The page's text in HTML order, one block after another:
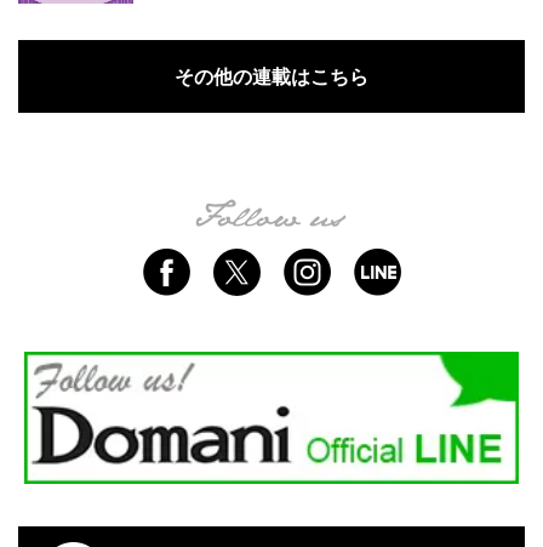
その他の連載はこちら